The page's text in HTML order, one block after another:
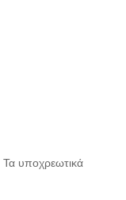
Τα υποχρεωτικά